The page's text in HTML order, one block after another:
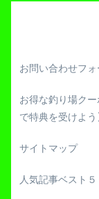
お問い合わせフォ
お得な釣り場ク
で特典を受けよう
サイトマップ
人気記事ベスト５